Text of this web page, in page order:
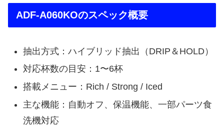
ADF-A060KOのスペック概要
抽出方式：ハイブリッド抽出（DRIP＆HOLD）
対応杯数の目安：1〜6杯
搭載メニュー：Rich / Strong / Iced
主な機能：自動オフ、保温機能、一部パーツ食
洗機対応